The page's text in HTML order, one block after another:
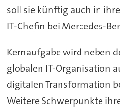
soll sie künftig auch in
IT-Chefin bei Mercedes-
Kernaufgabe wird neben
globalen IT-Organisation
digitalen Transformation
Weitere Schwerpunkte